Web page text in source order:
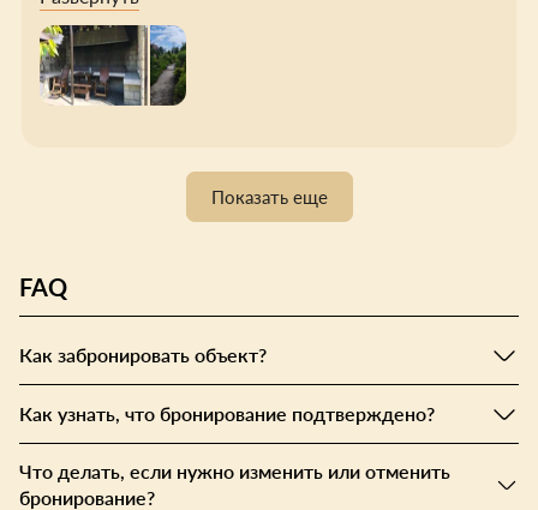
дворик, большая мангальная зона, где есть всё
необходимое, беседки, подогреваемый бассейн.
Wi-Fi во всех номерах и на территории.
Собственное кафе с домашней кухней (завтрак у
нас был включен, но при необходимости можно
есть всё для комфортного проживания (полотенца,
халаты, тапочки, посуда, холодильник, телевизор).
В шаговой доступности спуск к реке, подвесной
процветания!!! Обязательно вернёмся
Показать еще
FAQ
Как забронировать объект?
Как узнать, что бронирование подтверждено?
Что делать, если нужно изменить или отменить
бронирование?